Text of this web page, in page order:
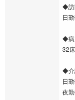
◆訪
日
◆病
32床
◆介
日
夜